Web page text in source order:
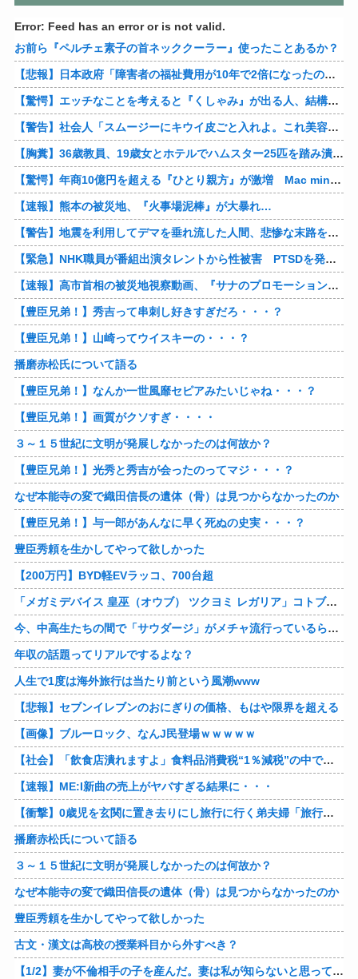
Error: Feed has an error or is not valid.
お前ら『ペルチェ素子の首ネッククーラー』使ったことあるか？
【悲報】日本政府「障害者の福祉費用が10年で2倍になったので抑制します」
【驚愕】エッチなことを考えると『くしゃみ』が出る人、結構いると判明
【警告】社会人「スムージーにキウイ皮ごと入れよ。これ美容にいいんだよね〜」→ 結果…
【胸糞】36歳教員、19歳女とホテルでハムスター25匹を踏み潰すなどして逮捕
【驚愕】年商10億円を超える『ひとり親方』が激増 Mac miniを大量購入しAIを従業員に
【速報】熊本の被災地、『火事場泥棒』が大暴れ…
【警告】地震を利用してデマを垂れ流した人間、悲惨な末路を迎える…
【緊急】NHK職員が番組出演タレントから性被害 PTSDを発症し休職へ
【速報】高市首相の被災地視察動画、『サナのプロモーションビデオ』すぎて炎上
【豊臣兄弟！】秀吉って串刺し好きすぎだろ・・・？
【豊臣兄弟！】山崎ってウイスキーの・・・？
播磨赤松氏について語る
【豊臣兄弟！】なんか一世風靡セピアみたいじゃね・・・？
【豊臣兄弟！】画質がクソすぎ・・・・
３～１５世紀に文明が発展しなかったのは何故か？
【豊臣兄弟！】光秀と秀吉が会ったのってマジ・・・？
なぜ本能寺の変で織田信長の遺体（骨）は見つからなかったのか
【豊臣兄弟！】与一郎があんなに早く死ぬの史実・・・？
豊臣秀頼を生かしてやって欲しかった
【200万円】BYD軽EVラッコ、700台超
「メガミデバイス 皇巫（オウブ） ツクヨミ レガリア」コトブキヤデビュー…
今、中高生たちの間で「サウダージ」がメチャ流行っているらしい
年収の話題ってリアルでするよな？
人生で1度は海外旅行は当たり前という風潮www
【悲報】セブンイレブンのおにぎりの価格、もはや限界を超える
【画像】ブルーロック、なんJ民登場ｗｗｗｗｗ
【社会】「飲食店潰れますよ」食料品消費税“1％減税”の中で上がる懸念 外食は10％で“9％”差に…一方で対象の弁当店でも悲痛な声「値下げできない…」
【速報】ME:I新曲の売上がヤバすぎる結果に・・・
【衝撃】0歳児を玄関に置き去りにし旅行に行く弟夫婦「旅行中、1ヶ月世話しろw」18年後に返せと言われ「お前らの子供、捨てたよ?」「は!?」
播磨赤松氏について語る
３～１５世紀に文明が発展しなかったのは何故か？
なぜ本能寺の変で織田信長の遺体（骨）は見つからなかったのか
豊臣秀頼を生かしてやって欲しかった
古文・漢文は高校の授業科目から外すべき？
【1/2】妻が不倫相手の子を産んだ。妻は私が知らないと思っている。遠方のため会うのは年に数回程度だが、今も不倫相手とは切れていない。そしてまもなく妻は不倫相手に会いに行く…